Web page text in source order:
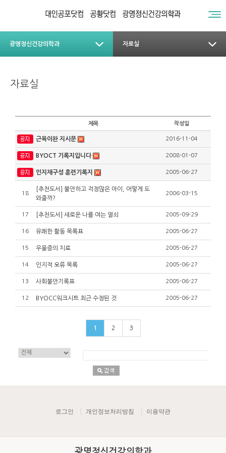
광명정신건강의학과 자료실
자료실
제목 작성일
근육이완 지시문 2016-11-04
BYOCT 기록지입니다 2008-01-07
인지재구성 훈련기록지 2005-06-27
18
[추천도서] 불안하고 걱정많은 아이, 어떻게 도
와줄까?
2006-03-15
17 [추천도서] 새로운 나를 여는 열쇠 2005-09-29
16 유쾌한 활동 목록표 2005-06-27
15 우울증의 치료 2005-06-27
14 인지적 오류 목록 2005-06-27
13 사회불안기록표 2005-06-27
12 BYOCC워크시트 최근 수정된 것 2005-06-27
1 2 3
로그인 개인정보처리방침 이용약관